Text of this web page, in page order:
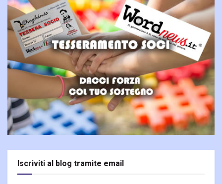
Iscriviti al blog tramite email